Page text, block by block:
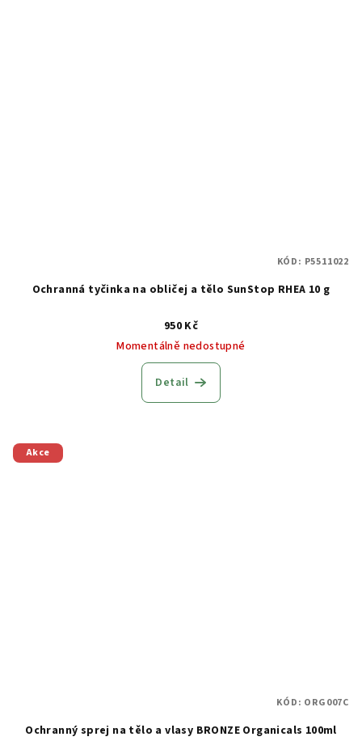
Ochranná tyčinka na obličej a tělo SunStop RHEA 10 g
950 Kč
Momentálně nedostupné
Detail
KÓD: P5511022
Akce
Ochranný sprej na tělo a vlasy BRONZE Organicals 100ml
KÓD: ORG007C